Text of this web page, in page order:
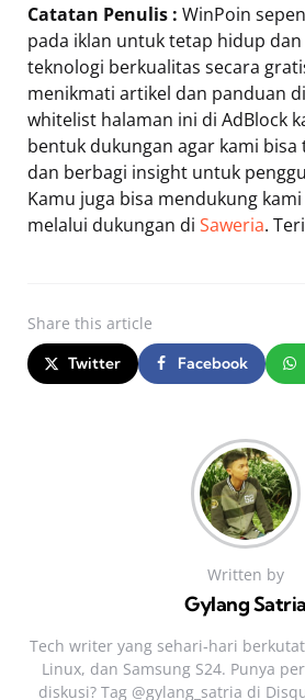
Catatan Penulis : WinPoin
pada iklan untuk tetap hidup
teknologi berkualitas secara
menikmati artikel dan panduan
whitelist halaman ini di AdBlock
bentuk dukungan agar kami
dan berbagi insight untuk
Kamu juga bisa mendukung
melalui dukungan di Saweria.
Share this article
Twitter Facebook
Written by
Gylang Satria
Tech writer yang sehari‑hari
Linux, dan Samsung S24. Punya
diskusi? Tag @gylang_satria di